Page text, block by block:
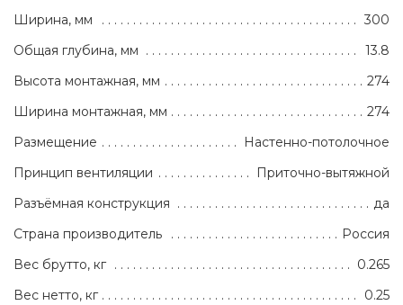
Ширина, мм
300
Общая глубина, мм
13.8
Высота монтажная, мм
274
Ширина монтажная, мм
274
Размещение
Настенно-потолочное
Принцип вентиляции
Приточно-вытяжной
Разъёмная конструкция
да
Страна производитель
Россия
Вес брутто, кг
0.265
Вес нетто, кг
0.25